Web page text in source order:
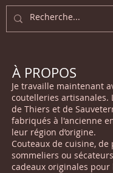
À PROPOS
Je travaille maintenant
coutelleries artisanales.
de Thiers et de
fabriqués à l'ancienne
leur région d’origine.
Couteaux de cuisine, de
sommeliers ou
cadeaux originales pour